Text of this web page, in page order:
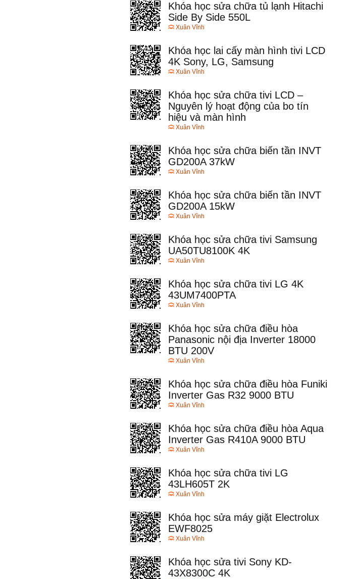
Khóa học sửa chữa tủ lạnh Hitachi
Side By Side 550L
Xuân Vĩnh
Khóa học lai cấy màn hình tivi LCD
4K Sony, LG, Samsung
Xuân Vĩnh
Khóa học sửa chữa tivi LCD –
Nguyên lý hoạt động của bo tín
hiệu và màn hình
Xuân Vĩnh
Khóa học sửa chữa biến tần INVT
GD200A 37kW
Xuân Vĩnh
Khóa học sửa chữa biến tần INVT
GD200A 15kW
Xuân Vĩnh
Khóa học sửa chữa tivi Samsung
UA50TU8100K 4K
Xuân Vĩnh
Khóa học sửa chữa tivi LG 4K
43UM7400PTA
Xuân Vĩnh
Khóa học sửa chữa điều hòa
Panasonic nội địa Inverter 18000
BTU 200V
Xuân Vĩnh
Khóa học sửa chữa điều hòa Funiki
Inverter Gas R32 9000 BTU
Xuân Vĩnh
Khóa học sửa chữa điều hòa Aqua
Inverter Gas R410A 9000 BTU
Xuân Vĩnh
Khóa học sửa chữa tivi LG
43LH605T 2K
Xuân Vĩnh
Khóa học sửa máy giặt Electrolux
EWF8025
Xuân Vĩnh
Khóa học sửa tivi Sony KD-
43X8300C 4K